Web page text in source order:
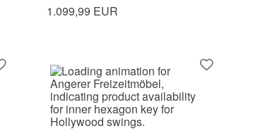
1.099,99 EUR